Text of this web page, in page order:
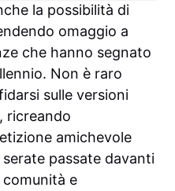
la possibilità di
omaggio a
che hanno segnato
Non è raro
sulle versioni
ricreando
amichevole
passate davanti
comunità e